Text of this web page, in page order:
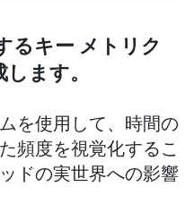
るキー メトリク
ます。
を使用して、時間の
頻度を視覚化するこ
ドの実世界への影響